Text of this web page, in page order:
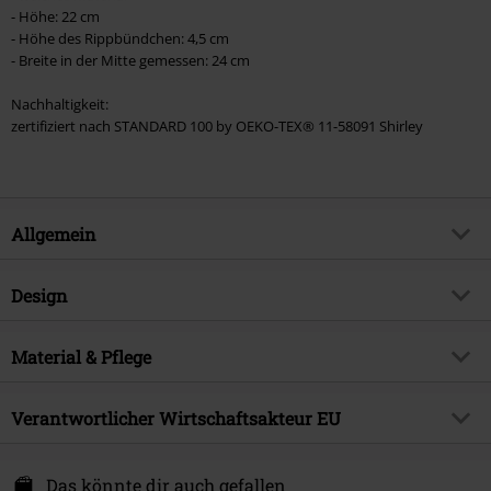
- Höhe: 22 cm
- Höhe des Rippbündchen: 4,5 cm
- Breite in der Mitte gemessen: 24 cm
Nachhaltigkeit:
zertifiziert nach STANDARD 100 by OEKO-TEX® 11-58091 Shirley
Allgemein
Artikelnummer:
Exklusiv bei EMP
Zeichentrick, Weihnachten, Tiere &
Design
Produkt-Typ
Farbe
multicolor
Material & Pflege
Obermaterial 100% Baumwolle
Verantwortlicher Wirtschaftsakteur EU
Philosophenweg 31-33
Das könnte dir auch gefallen